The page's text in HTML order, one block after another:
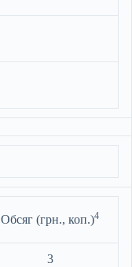
Обсяг (грн., коп.)4
3